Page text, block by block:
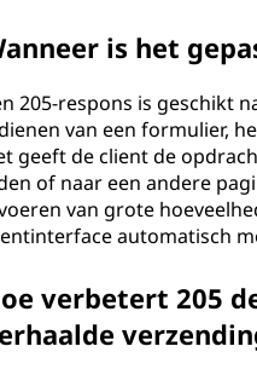
is het
205-respons is geschikt
van een formulier,
geeft de client de
of naar een andere
van grote
automatisch
verbetert 205